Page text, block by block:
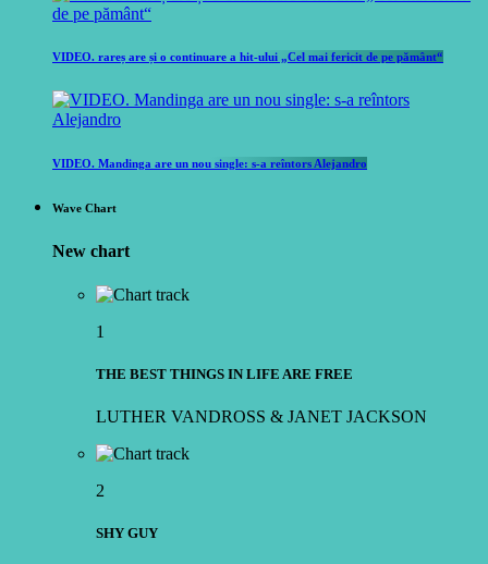
VIDEO. rareș are și o continuare a hit-ului „Cel mai fericit de pe pământ“
VIDEO. Mandinga are un nou single: s-a reîntors Alejandro
Wave Chart
New chart
1
THE BEST THINGS IN LIFE ARE FREE
LUTHER VANDROSS & JANET JACKSON
2
SHY GUY